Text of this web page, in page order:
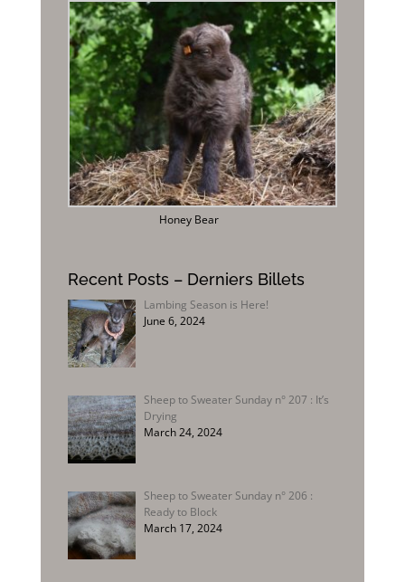
Honey Bear
Recent Posts – Derniers Billets
Lambing Season is Here!
June 6, 2024
Sheep to Sweater Sunday n° 207 : It’s
Drying
March 24, 2024
Sheep to Sweater Sunday n° 206 :
Ready to Block
March 17, 2024